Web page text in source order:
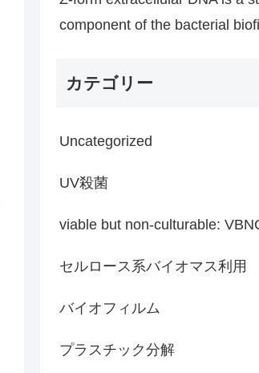
component of the bacterial
カテゴリー
Uncategorized
UV殺菌
viable but non-culturable:
セルロース系バイオマス利用
バイオフィルム
プラスチック分解